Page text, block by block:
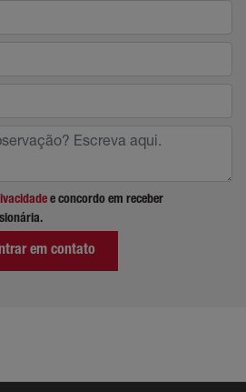
e concordo em receber
em contato